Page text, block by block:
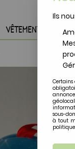
VÊTEMENTS BÉBÉ
Ils
Certains
sous-
à tout
politique